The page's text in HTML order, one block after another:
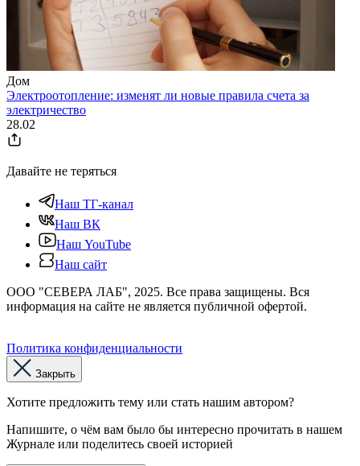
Дом
Электроотопление: изменят ли новые правила счета за
электричество
28.02
Давайте не теряться
Наш ТГ-канал
Наш ВК
Наш YouTube
Наш сайт
ООО "СЕВЕРА ЛАБ", 2025. Все права защищены. Вся
информация на сайте не является публичной офертой.
Политика конфиденциальности
Закрыть
Хотите предложить тему или стать нашим автором?
Напишите, о чём вам было бы интересно прочитать в нашем
Журнале или поделитесь своей историей